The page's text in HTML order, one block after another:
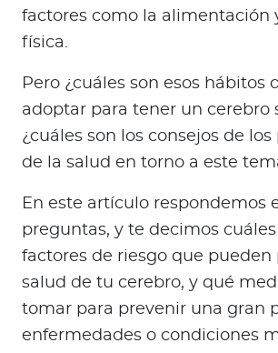
Ingresar a Mi Bupa
Para Agentes
factores como la alimentación
física.
Pero ¿cuáles son esos hábitos
adoptar para tener un cerebro
¿cuáles son los consejos de
de la salud en torno a este
En este artículo respondemos
preguntas, y te decimos
factores de riesgo que pueden
salud de tu cerebro, y qué
tomar para prevenir una gran
enfermedades o condiciones